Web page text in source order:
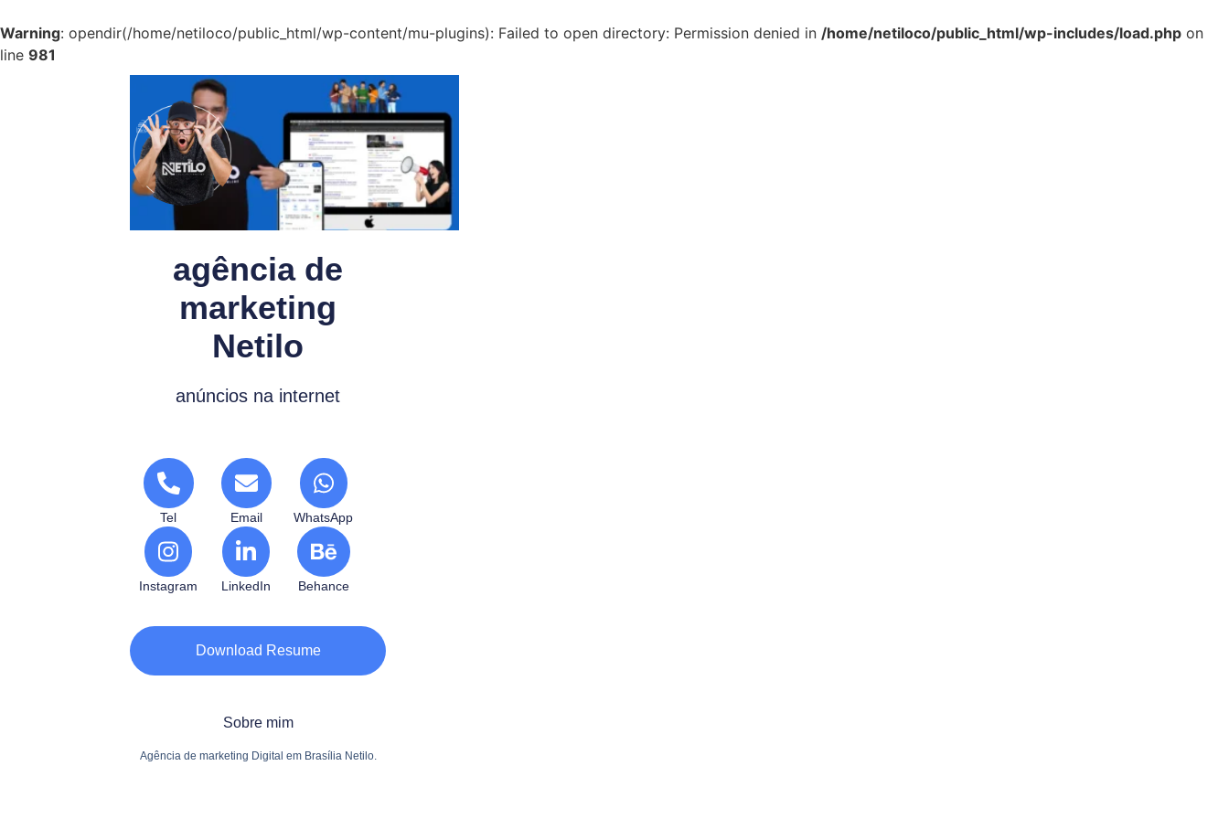
Warning: opendir(/home/netiloco/public_html/wp-content/mu-plugins): Failed to open directory: Permission denied in /home/netiloco/public_html/wp-includes/load.php on
line 981
agência de
marketing
Netilo
anúncios na internet
Tel Email WhatsApp
Instagram LinkedIn Behance
Download Resume
Sobre mim
Agência de marketing Digital em Brasília Netilo.